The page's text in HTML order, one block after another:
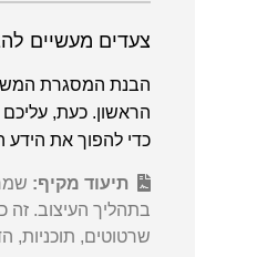
צעדים מעשיים
הבנת המסגרת
הראשון. כעת, עליכם
כדי להפוך את הידע
תיעוד מקיף:
בתהליך העיצוב. זה
שרטוטים, תוכניות,